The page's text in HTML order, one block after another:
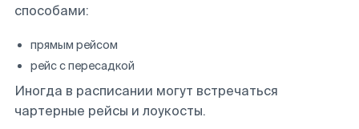
способами:
прямым рейсом
рейс с пересадкой
Иногда в расписании могут встречаться
чартерные рейсы и лоукосты.